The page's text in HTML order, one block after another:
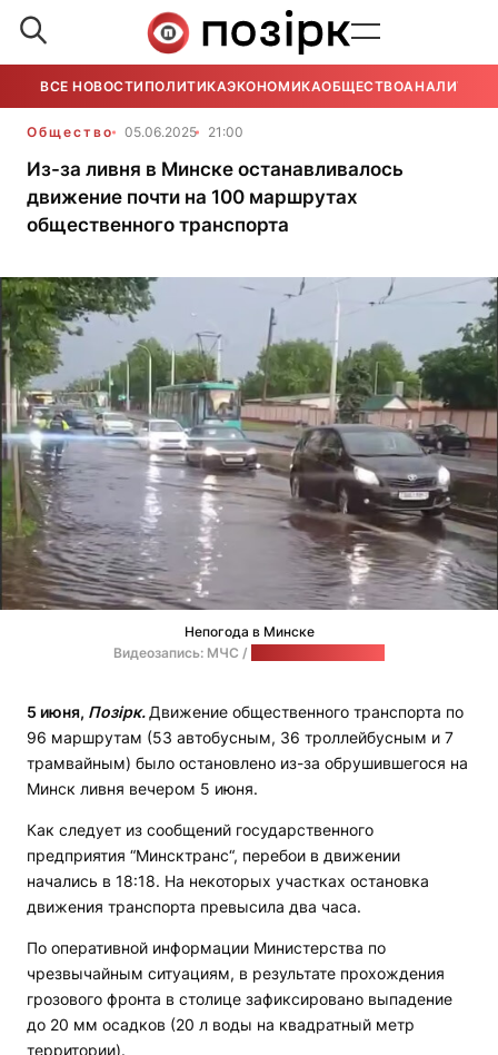
ВСЕ НОВОСТИ ПОЛИТИКАЭКОНОМИКАОБЩЕСТВОАНАЛИТИКА
Общество 05.06.2025 21:00
Из-за ливня в Минске останавливалось
движение почти на 100 маршрутах
общественного транспорта
Непогода в Минске
Видеозапись: МЧС /
5 июня, Позірк. Движение общественного транспорта по
96 маршрутам (53 автобусным, 36 троллейбусным и 7
трамвайным) было остановлено из-за обрушившегося на
Минск ливня вечером 5 июня.
Как следует из сообщений государственного
предприятия “Минсктранс“, перебои в движении
начались в 18:18. На некоторых участках остановка
движения транспорта превысила два часа.
По оперативной информации Министерства по
чрезвычайным ситуациям, в результате прохождения
грозового фронта в столице зафиксировано выпадение
до 20 мм осадков (20 л воды на квадратный метр
территории).